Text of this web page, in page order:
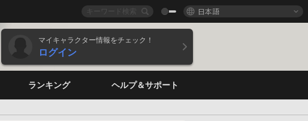
日本語
マイキャラクター情報をチェック！
ログイン
ランキング ヘルプ＆サポート